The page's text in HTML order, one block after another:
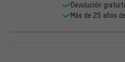
Devolución
Más de 25 años